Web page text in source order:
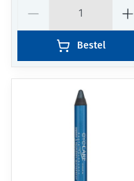
Bestel